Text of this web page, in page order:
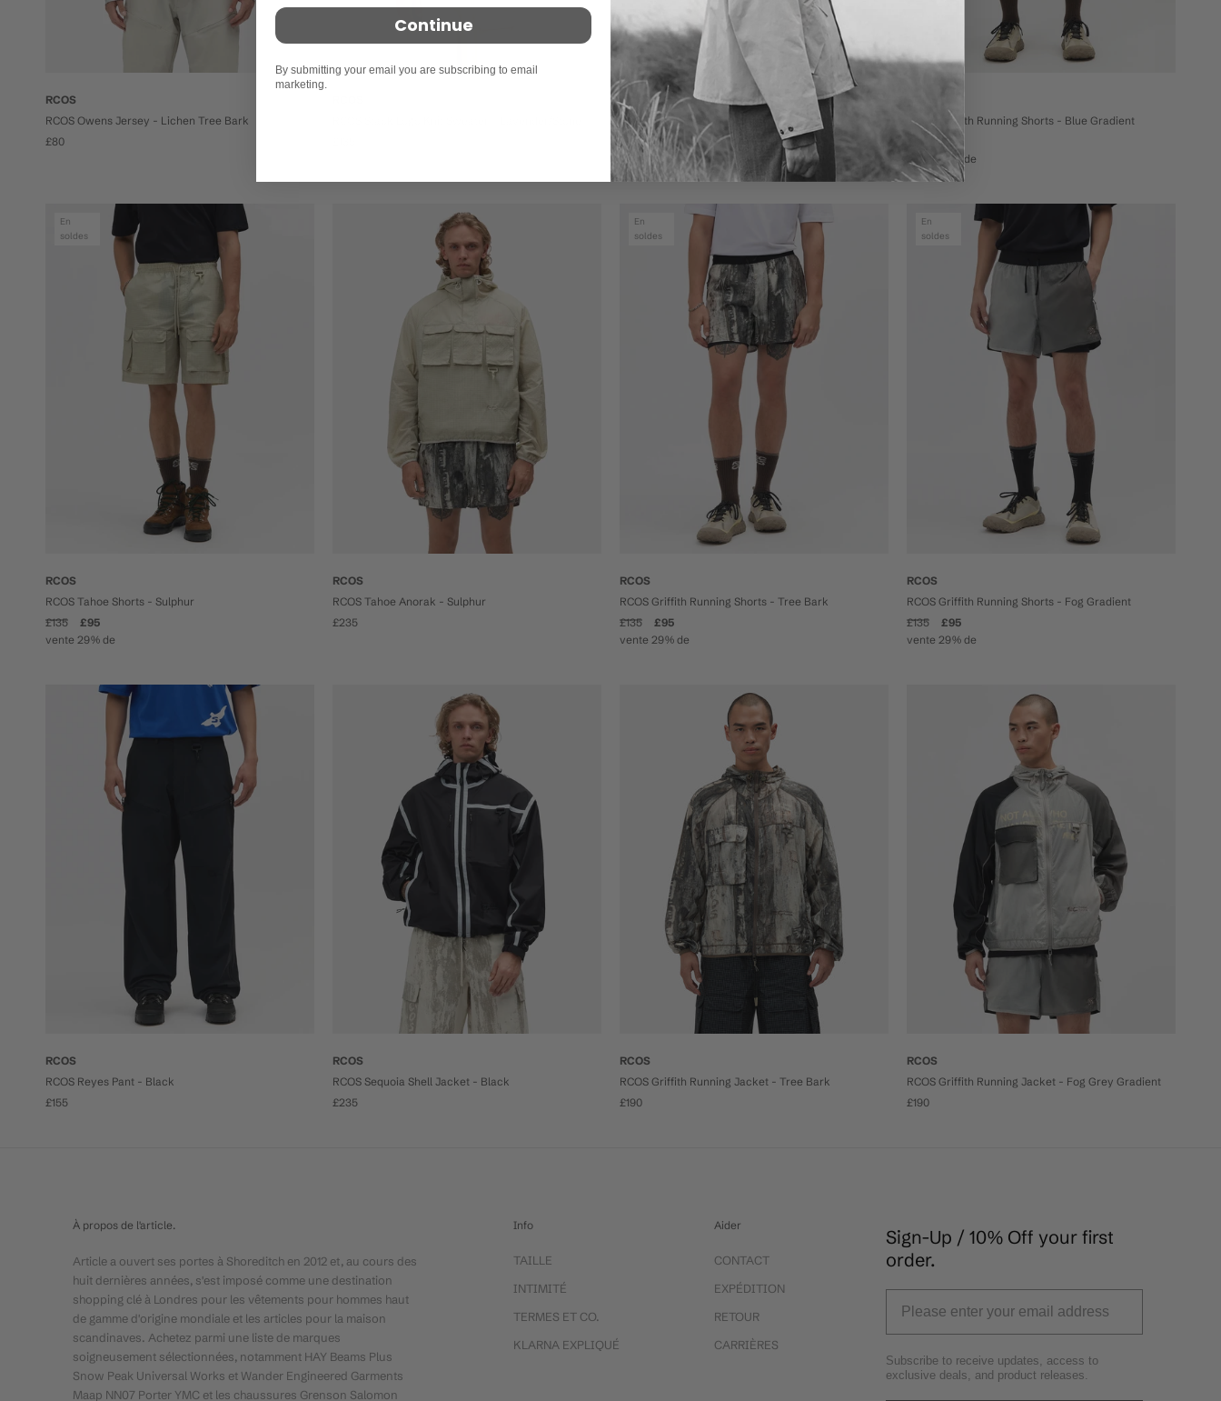
RCOS
RCOS Owens Jersey - Lichen Tree Bark
£80
RCOS
RCOS Climber JR T-Shirt - White
£65
RCOS Griffith Running Shorts - Blue Gradient
£135
£95
vente 29% de
En
soldes
RCOS
RCOS Tahoe Shorts - Sulphur
£135
£95
vente 29% de
RCOS
RCOS Tahoe Anorak - Sulphur
£235
En
soldes
RCOS
RCOS Griffith Running Shorts - Tree Bark
£135
£95
vente 29% de
En
soldes
RCOS
RCOS Griffith Running Shorts - Fog Gradient
£135
£95
vente 29% de
RCOS
RCOS Reyes Pant - Black
£155
RCOS
RCOS Sequoia Shell Jacket - Black
£235
RCOS
RCOS Griffith Running Jacket - Tree Bark
£190
RCOS
RCOS Griffith Running Jacket - Fog Grey Gradient
£190
À propos de l'article.
Article a ouvert ses portes à Shoreditch en 2012 et, au cours des
huit dernières années, s'est imposé comme une destination
shopping clé à Londres pour les vêtements pour hommes haut
de gamme d'origine mondiale et les articles pour la maison
scandinaves. Achetez parmi une liste de marques
soigneusement sélectionnées, notamment HAY Beams Plus
Snow Peak Universal Works et Wander Engineered Garments
Maap NN07 Porter YMC et les chaussures Grenson Salomon
Info
TAILLE
INTIMITÉ
TERMES ET CO.
KLARNA EXPLIQUÉ
Aider
CONTACT
EXPÉDITION
RETOUR
CARRIÈRES
Sign-Up / 10% Off your first
order.
Subscribe to receive updates, access to
exclusive deals, and product releases.
Continue
By submitting your email you are subscribing to email
marketing.